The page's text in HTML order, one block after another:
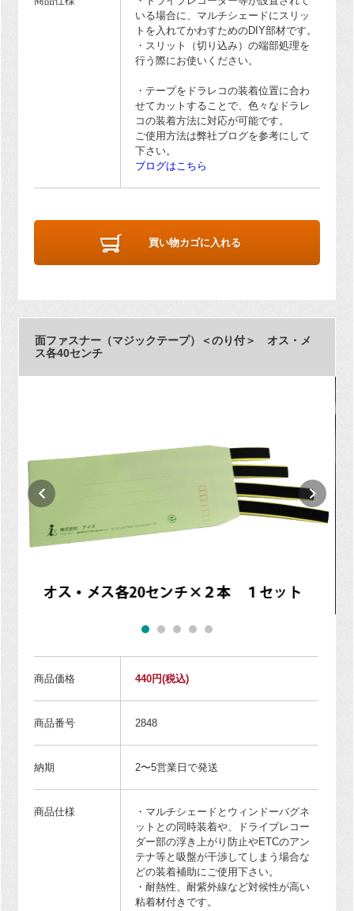
いる場合に、マルチシェードにスリッ
トを入れてかわすためのDIY部材です。
・スリット（切り込み）の端部処理を
行う際にお使いください。
・テープをドラレコの装着位置に合わ
せてカットすることで、色々なドラレ
コの装着方法に対応が可能です。
ご使用方法は弊社ブログを参考にして
下さい。
ブログはこちら
買い物カゴに入れる
面ファスナー（マジックテープ）＜のり付＞ オス・メ
ス各40センチ
商品価格 440円(税込)
商品番号 2848
納期 2〜5営業日で発送
商品仕様
・マルチシェードとウィンドーバグネ
ットとの同時装着や、ドライブレコー
ダー部の浮き上がり防止やETCのアン
テナ等と吸盤が干渉してしまう場合な
どの装着補助にご使用下さい。
・耐熱性、耐紫外線など対候性が高い
粘着材付きです。